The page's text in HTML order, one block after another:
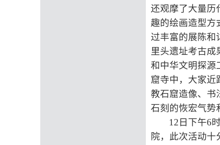
还观摩了大量历
趣的绘画造型方
过丰富的展陈和
里头遗址考古成
和中华文明探源
窟寺中，大家近
教石窟造像、书
石刻的恢宏气势
12日下午6
院，此次活动